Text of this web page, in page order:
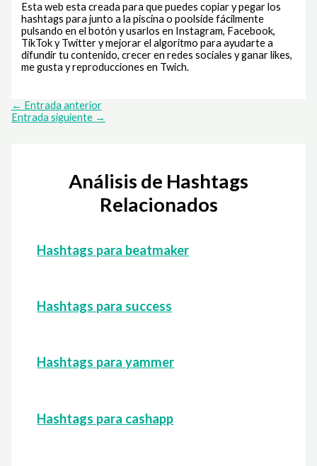
Esta web esta creada para que puedes copiar y pegar los
hashtags para junto a la piscina o poolside fácilmente
pulsando en el botón y usarlos en Instagram, Facebook,
TikTok y Twitter y mejorar el algoritmo para ayudarte a
difundir tu contenido, crecer en redes sociales y ganar likes,
me gusta y reproducciones en Twich.
← Entrada anterior
Entrada siguiente →
Análisis de Hashtags
Relacionados
Hashtags para beatmaker
Hashtags para success
Hashtags para yammer
Hashtags para cashapp